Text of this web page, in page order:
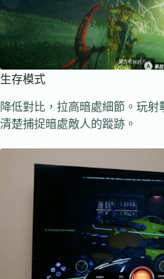
生存模式
降低對比，拉高暗處細節。玩射
清楚捕捉暗處敵人的蹤跡。